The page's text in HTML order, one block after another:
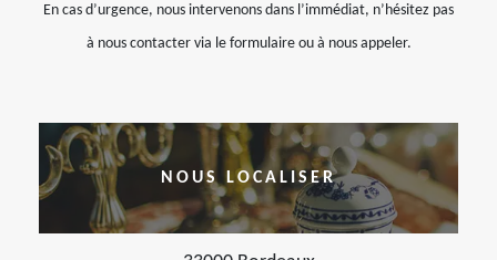
En cas d’urgence, nous intervenons dans l’immédiat, n’hésitez pas
à nous contacter via le formulaire ou à nous appeler.
NOUS LOCALISER